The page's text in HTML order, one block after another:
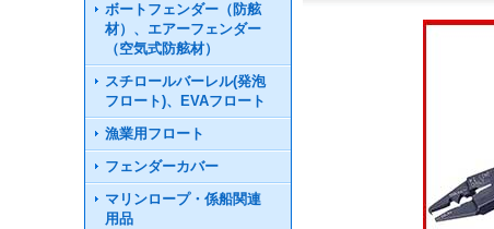
ボートフェンダー（防舷
材）、エアーフェンダー
（空気式防舷材）
スチロールバーレル(発泡
フロート)、EVAフロート
漁業用フロート
フェンダーカバー
マリンロープ・係船関連
用品